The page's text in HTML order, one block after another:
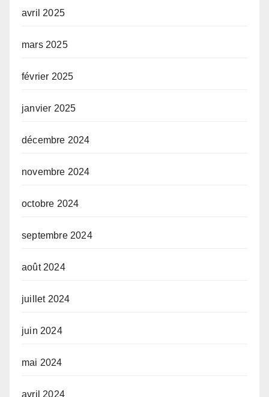
avril 2025
mars 2025
février 2025
janvier 2025
décembre 2024
novembre 2024
octobre 2024
septembre 2024
août 2024
juillet 2024
juin 2024
mai 2024
avril 2024